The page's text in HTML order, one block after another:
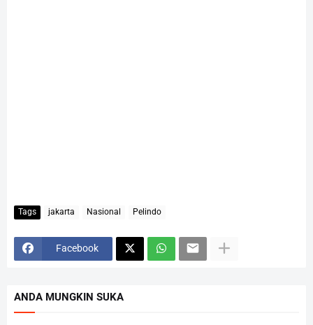
Tags jakarta Nasional Pelindo
Facebook
ANDA MUNGKIN SUKA